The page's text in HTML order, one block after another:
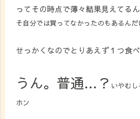
ってその時点で薄々結果見えてるん
そ自分では買ってなかったのもあるんだ
せっかくなのでとりあえず１つ食べ
うん。普通…？ いやむ
ホン